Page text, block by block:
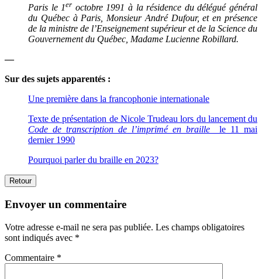
Paris le 1er octobre 1991 à la résidence du délégué général
du Québec à Paris, Monsieur André Dufour, et en présence
de la ministre de l’Enseignement supérieur et de la Science du
Gouvernement du Québec, Madame Lucienne Robillard.
—
Sur des sujets apparentés :
Une première dans la francophonie internationale
Texte de présentation de Nicole Trudeau lors du lancement du
Code de transcription de l’imprimé en braille
le 11 mai
dernier 1990
Pourquoi parler du braille en 2023?
Retour
Envoyer un commentaire
Votre adresse e-mail ne sera pas publiée. Les champs obligatoires
sont indiqués avec *
Commentaire *